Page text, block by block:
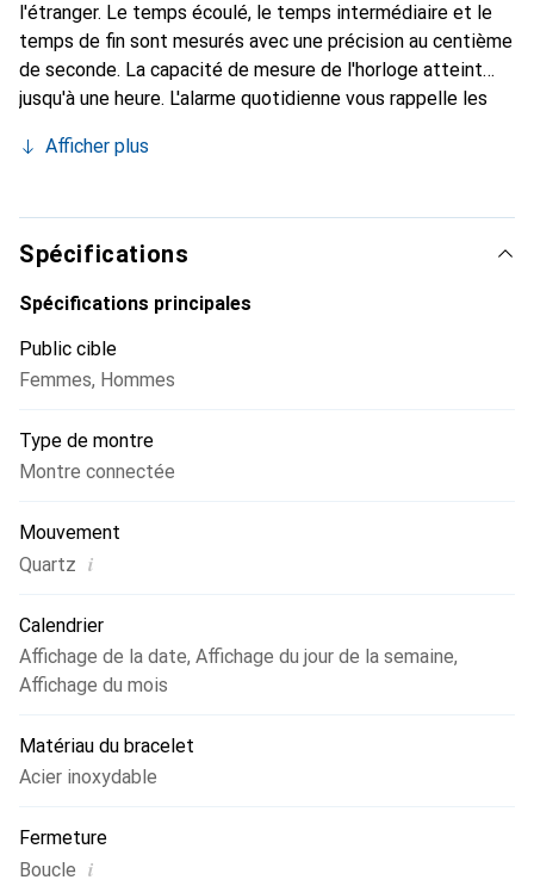
l'étranger. Le temps écoulé, le temps intermédiaire et le
temps de fin sont mesurés avec une précision au centième
de seconde. La capacité de mesure de l'horloge atteint
jusqu'à une heure. L'alarme quotidienne vous rappelle les
sonore à l'heure programmée. Une fois réglé, le calendrier
de l'heure peut être réglé en format 12 heures ou 24
heures. En mode 12 heures, un "p" apparaît sur l'affichage
pour la seconde moitié de la journée, c'est-à-dire de 12
heures à 23h59. Dur, durable et élégant : le bracelet en
confort de port optimal, la fermeture s'ajuste facilement
et individuellement. La pile fournit à la montre l'énergie
à l'eau selon DIN 8310 ou ISO 22810, il tolère donc les
éclaboussures de lumière. Il faut éviter un contact plus
Afficher plus
Spécifications
Spécifications principales
Public cible
Femmes, Hommes
Type de montre
Montre connectée
Mouvement
Quartz i
Calendrier
Affichage de la date, Affichage du jour de la semaine,
Affichage du mois
Matériau du bracelet
Acier inoxydable
Fermeture
Boucle i